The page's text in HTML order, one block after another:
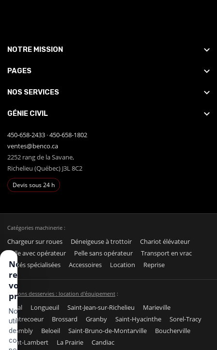
NOTRE MISSION
PAGES
NOS SERVICES
GÉNIE CIVIL
450-658-2433 ·450-658-1802
ventes@benco.ca
2252 rang de la Savane,
Richelieu (Québec) J3L 8C2
Devis sous 24 h
Catégories machinerie :
Chargeur sur roues Déneigeuse à trottoir
Chariot élévateur
Pelle avec opérateur
Pelle sans opérateur
Transport en vrac
Unités spécialisées
Accessoires Location Reprise
Régions desservies : location d'équipement :
Laval Longueuil Saint-Jean-sur-Richelieu
Marieville
Contrecoeur
Brossard Granby Saint-Hyacinthe
Sorel-Tracy
Chambly
Beloeil Saint-Bruno-de-Montarville
Boucherville
Saint-Lambert
La Prairie
Candiac
Nous
respectons
votre vie
privée
Nous
utilisons
des
cookies